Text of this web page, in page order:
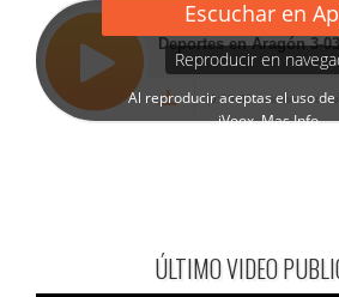
ÚLTIMO VIDEO